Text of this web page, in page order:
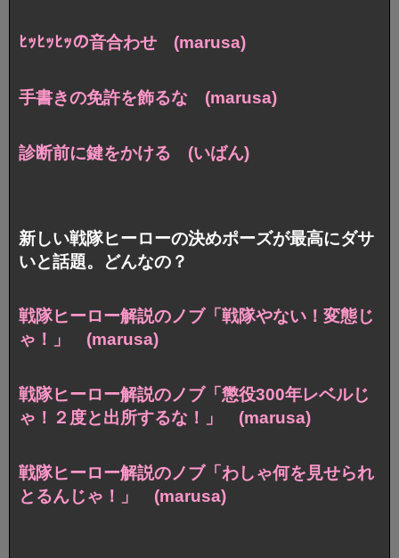
ﾋｯﾋｯﾋｯの音合わせ (marusa)
手書きの免許を飾るな (marusa)
診断前に鍵をかける (いばん)
新しい戦隊ヒーローの決めポーズが最高にダサ
いと話題。どんなの？
戦隊ヒーロー解説のノブ「戦隊やない！変態じ
ゃ！」 (marusa)
戦隊ヒーロー解説のノブ「懲役300年レベルじ
ゃ！２度と出所するな！」 (marusa)
戦隊ヒーロー解説のノブ「わしゃ何を見せられ
とるんじゃ！」 (marusa)